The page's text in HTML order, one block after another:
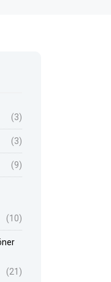
(3)
(3)
(9)
(10)
(21)